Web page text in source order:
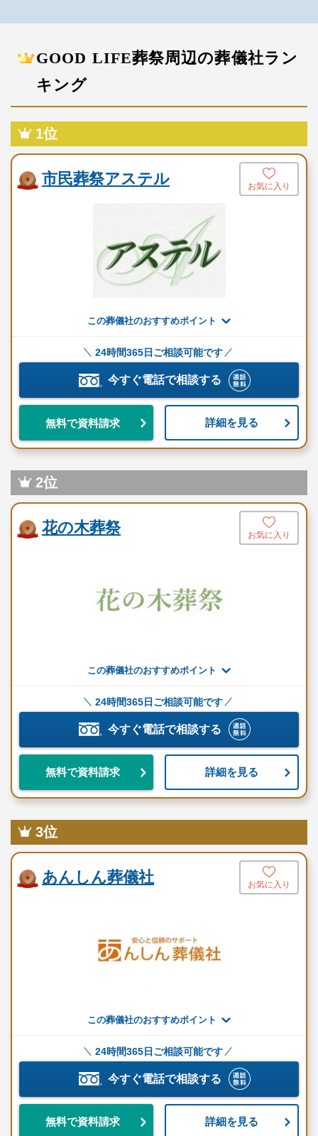
GOOD LIFE葬祭周辺の葬儀社ラン
キング
1位
市民葬祭アステル お気に入り
この葬儀社のおすすめポイント
24時間365日ご相談可能です
今すぐ電話で相談する
無料で資料請求 詳細を見る
2位
花の木葬祭 お気に入り
この葬儀社のおすすめポイント
24時間365日ご相談可能です
今すぐ電話で相談する
無料で資料請求 詳細を見る
3位
あんしん葬儀社 お気に入り
この葬儀社のおすすめポイント
24時間365日ご相談可能です
今すぐ電話で相談する
無料で資料請求 詳細を見る